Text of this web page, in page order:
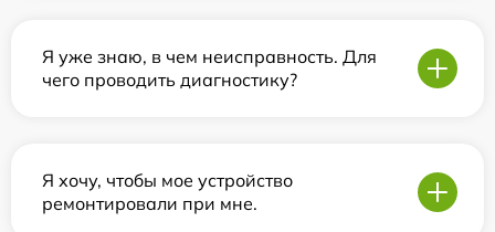
Я уже знаю, в чем неисправность. Для
чего проводить диагностику?
Я хочу, чтобы мое устройство
ремонтировали при мне.